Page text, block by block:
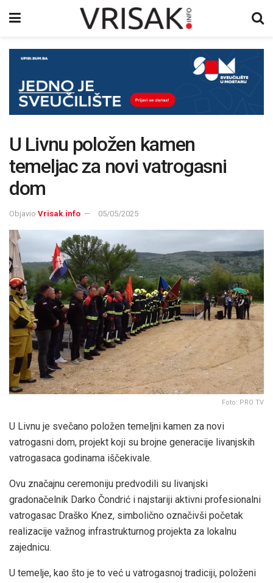
U Livnu položen kamen
temeljac za novi vatrogasni
dom
Objavio Vrisak.info 05/05/2025
Foto: PRO TV
U Livnu je svečano položen temeljni kamen za novi
vatrogasni dom, projekt koji su brojne generacije livanjskih
vatrogasaca godinama iščekivale.
Ovu značajnu ceremoniju predvodili su livanjski
gradonačelnik Darko Čondrić i najstariji aktivni profesionalni
vatrogasac Draško Knez, simbolično označivši početak
realizacije važnog infrastrukturnog projekta za lokalnu
zajednicu.
U temelje, kao što je to već u vatrogasnoj tradiciji, položeni